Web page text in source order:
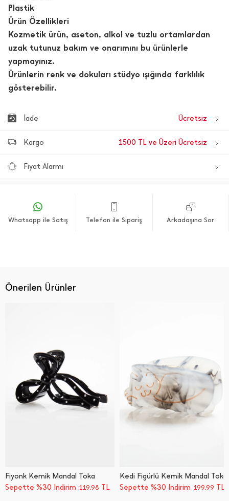
Plastik
Ürün Özellikleri
Kozmetik ürün, aseton, alkol ve tuzlu ortamlardan
uzak tutunuz bakım ve onarımını bu ürünlerle
yapmayınız.
Ürünlerin renk ve dokuları stüdyo ışığında farklılık
gösterebilir.
İade Ücretsiz
Kargo 1500 TL ve Üzeri Ücretsiz
Fiyat Alarmı
Whatsapp ile Satış Telefon ile Sipariş Arkadaşına Sor
Önerilen Ürünler
Fiyonk Kemik Mandal Toka
Sepette %30 İndirim 119,98 TL
Kedi Figürlü Kemik Mandal Toka
Sepette %30 İndirim 199,99 TL